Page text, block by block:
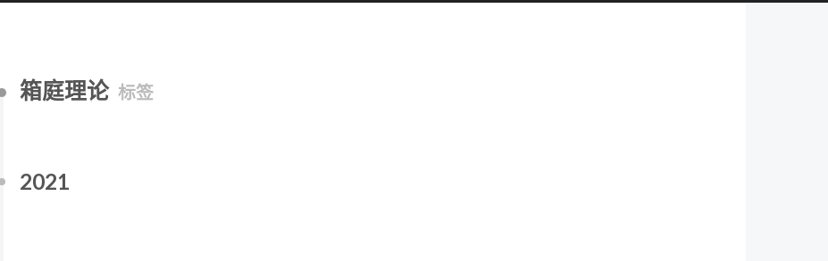
箱庭理论 标签
2021